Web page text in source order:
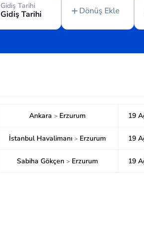
Gidiş Tarihi
Gidiş Tarihi Dönüş Ekle
Ankara > Erzurum 19
İstanbul Havalimanı > Erzurum 19
Sabiha Gökçen > Erzurum 19